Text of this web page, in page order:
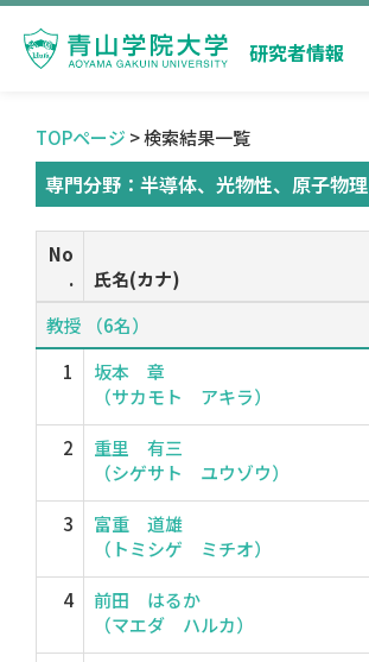
研究者情報
TOPページ > 検索結果一覧
専門分野：半導体、光物性、原子物理
No
.
氏名(カナ)
教授 （6名）
1
坂本 章
（サカモト アキラ）
2
重里 有三
（シゲサト ユウゾウ）
3
富重 道雄
（トミシゲ ミチオ）
4
前田 はるか
（マエダ ハルカ）